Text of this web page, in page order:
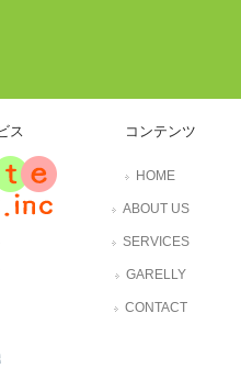
ス コンテンツ
HOME
ABOUT US
SERVICES
GARELLY
CONTACT